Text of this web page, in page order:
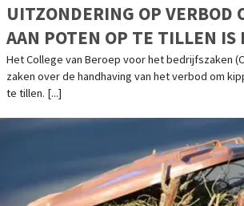
UITZONDERING OP VERBOD
AAN POTEN OP TE TILLEN IS
TOEGESTAAN
Het College van Beroep voor het bedrijfszaken
zaken over de handhaving van het verbod om
te tillen. [...]